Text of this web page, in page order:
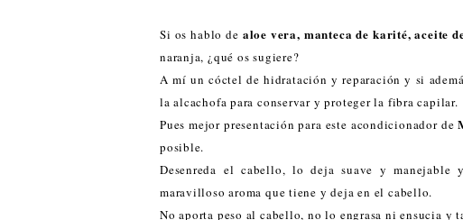
Si os hablo de aloe vera, manteca de karité, aceite
naranja, ¿qué os sugiere?
A mí un cóctel de hidratación y reparación y si
la alcachofa para conservar y proteger la fibra capilar.
Pues mejor presentación para este acondicionador de
posible.
Desenreda el cabello, lo deja suave y
maravilloso aroma que tiene y deja en el cabello.
No aporta peso al cabello, no lo engrasa ni ensucia y